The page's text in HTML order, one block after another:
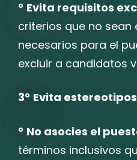
° Evita requisitos
criterios que no
necesarios para el
excluir a candidatos
3° Evita
° No asocies el
términos inclusivos